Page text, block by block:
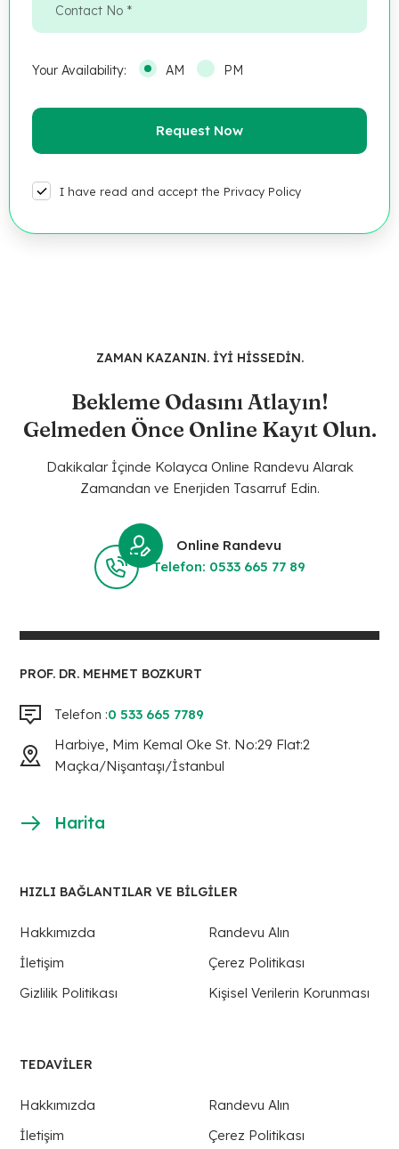
Your Availability: AM PM
I have read and accept the Privacy Policy
ZAMAN KAZANIN. İYİ HİSSEDİN.
Bekleme Odasını Atlayın!
Gelmeden Önce Online Kayıt Olun.
Dakikalar İçinde Kolayca Online Randevu Alarak
Zamandan ve Enerjiden Tasarruf Edin.
Online Randevu
Telefon: 0533 665 77 89
PROF. DR. MEHMET BOZKURT
Telefon :0 533 665 7789
Harbiye, Mim Kemal Oke St. No:29 Flat:2
Maçka/Nişantaşı/İstanbul
Harita
HIZLI BAĞLANTILAR VE BİLGİLER
Hakkımızda
Randevu Alın
İletişim
Çerez Politikası
Gizlilik Politikası
Kişisel Verilerin Korunması
TEDAVILER
Hakkımızda
Randevu Alın
İletişim
Çerez Politikası